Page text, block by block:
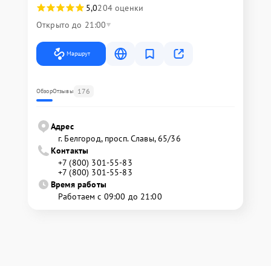
5,0204 оценки
Открыто до 21:00
Маршрут
ОбзорОтзывы 176
Адрес
г. Белгород, просп. Славы, 65/36
Контакты
+7 (800) 301-55-83
+7 (800) 301-55-83
Время работы
Работаем с 09:00 до 21:00